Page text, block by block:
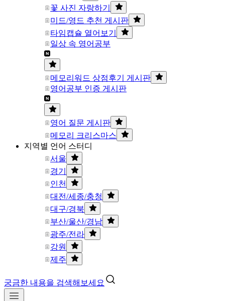
꽃 사진 자랑하기
미드/영드 추천 게시판
타임캡슐 열어보기
일상 속 영어공부
메모리워드 상점후기 게시판
영어공부 인증 게시판
영어 질문 게시판
메모리 크리스마스
지역별 언어 스터디
서울
경기
인천
대전/세종/충청
대구/경북
부산/울산/경남
광주/전라
강원
제주
궁금한 내용을 검색해보세요